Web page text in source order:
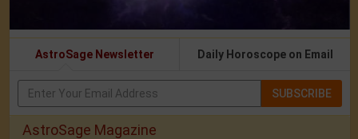
AstroSage Newsletter Daily Horoscope on Email
SUBSCRIBE
AstroSage Magazine